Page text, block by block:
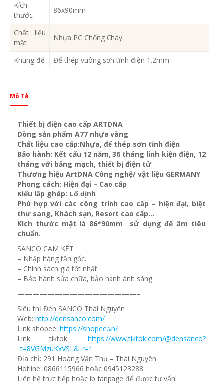
Kích
thước
86x90mm
Chất liệu
mặt
Nhựa PC Chống Cháy
Khung đế Đế thép vuông sơn tĩnh điện 1.2mm
Mô Tả
Thiết bị điện cao cấp ARTDNA
Dòng sản phẩm A77 nhựa vàng
Chất liệu cao cấp:Nhựa, đế thép sơn tĩnh điện
Bảo hành: Kết cấu 12 năm, 36 tháng linh kiện điện, 12
tháng với bảng mạch, thiết bị điện tử
Thương hiệu ArtDNA Công nghệ/ vật liệu GERMANY
Phong cách: Hiện đại – Cao cấp
Kiểu lắp ghép: Cố định
Phù hợp với các công trình cao cấp – hiện đại, biệt
thư sang, Khách sạn, Resort cao cấp…
Kích thước mặt là 86*90mm sử dụng đế âm tiêu
chuẩn.
SANCO CAM KẾT
– Nhập hàng tận gốc.
– Chính sách giá tốt nhất.
– Bảo hành sửa chữa, bảo hành ánh sáng.
————————————————–
Siêu thị Đèn SANCO Thái Nguyên
Web: http://densanco.com/
Link shopee: https://shopee.vn/
Link tiktok: https://www.tiktok.com/@densanco?
_t=8VGMzuKxVSL&_r=1
Địa chỉ: 291 Hoàng Văn Thụ – Thái Nguyên
Hotline: 0866115966 hoặc 0945123288
Liên hệ trực tiếp hoặc ib fanpage để được tư vấn